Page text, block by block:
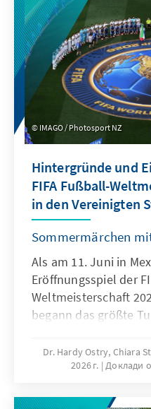
geeinten Landes und
nationale Symbole
betrachtet werden –
Vereinigten Staaten
zu.
IMAGO / Photosport NZ
Hintergründe und
FIFA Fußball-
in den Vereinigten
Sommermärchen
Als am 11. Juni in
Eröffnungsspiel der
Weltmeisterschaft
begann das größte
Mannschaften teil,
Mexiko und Kanada.
womöglich nicht auf
Dr. Hardy Ostry, Chiara
2026 г. Доклади